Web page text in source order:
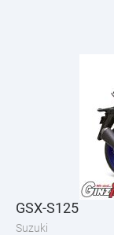
GSX-S125
Suzuki